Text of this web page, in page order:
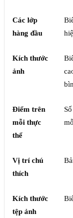
Các lớp
hàng đầu
Kích thước
ảnh
Điểm trên
mỗi thực
thể
Vị trí chú
thích
Kích thước
tệp ảnh